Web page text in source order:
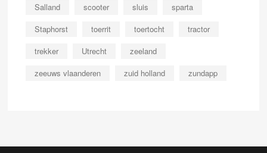
Salland
scooter sluis
sparta
Staphorst
toerrit toertocht
tractor
trekker
Utrecht
zeeland
zeeuws vlaanderen
zuid holland zundapp